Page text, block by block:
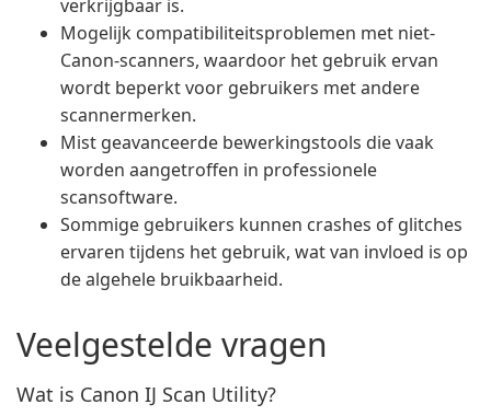
verkrijgbaar is.
Mogelijk compatibiliteitsproblemen met niet-
Canon-scanners, waardoor het gebruik ervan
wordt beperkt voor gebruikers met andere
scannermerken.
Mist geavanceerde bewerkingstools die vaak
worden aangetroffen in professionele
scansoftware.
Sommige gebruikers kunnen crashes of glitches
ervaren tijdens het gebruik, wat van invloed is op
de algehele bruikbaarheid.
Veelgestelde vragen
Wat is Canon IJ Scan Utility?